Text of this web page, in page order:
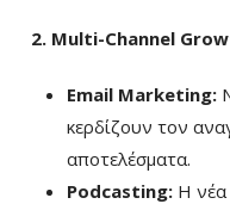
2. Multi-Channel
Email Marketing:
κερδίζουν τον
αποτελέσματα.
Podcasting: Η νέα